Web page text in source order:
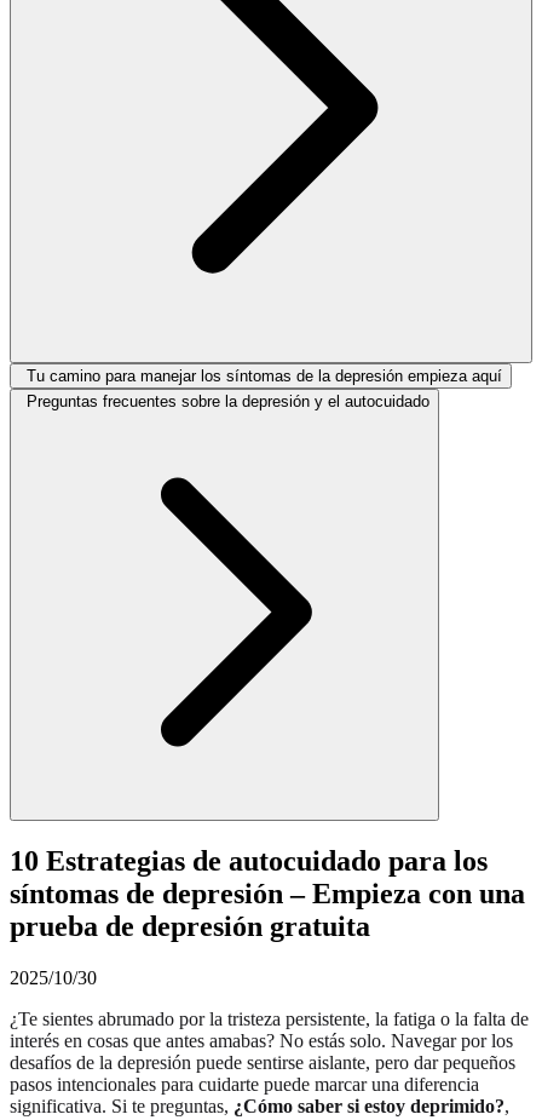
Tu camino para manejar los síntomas de la depresión empieza aquí
Preguntas frecuentes sobre la depresión y el autocuidado
10 Estrategias de autocuidado para los
síntomas de depresión – Empieza con una
prueba de depresión gratuita
2025/10/30
¿Te sientes abrumado por la tristeza persistente, la fatiga o la falta de
interés en cosas que antes amabas? No estás solo. Navegar por los
desafíos de la depresión puede sentirse aislante, pero dar pequeños
pasos intencionales para cuidarte puede marcar una diferencia
significativa. Si te preguntas, ¿Cómo saber si estoy deprimido?,